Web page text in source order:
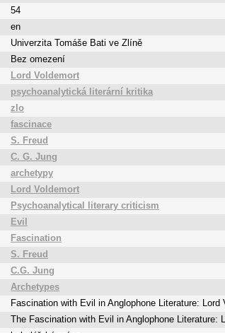
54
en
Univerzita Tomáše Bati ve Zlíně
Bez omezení
Lord Voldemort
psychoanalytická literární kritika
zlo
fascinace
S. Freud
C. G. Jung
archetypy
Lord Voldemort
Psychoanalytical literary criticism
Evil
Fascination
S. Freud
C.G. Jung
Archetypes
Fascination with Evil in Anglophone Literature: Lord
The Fascination with Evil in Anglophone Literature: